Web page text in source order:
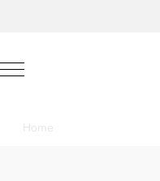
Mobile Menu Toggle
Home